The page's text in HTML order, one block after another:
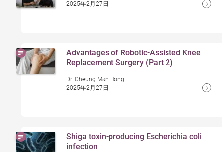
2025年2月27日
Advantages of Robotic-Assisted Knee
Replacement Surgery (Part 2)
Dr. Cheung Man Hong
2025年2月27日
Shiga toxin-producing Escherichia coli
infection